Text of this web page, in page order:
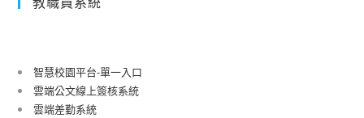
智慧校園平台-單一入口
雲端公文線上簽核系統
雲端差勤系統